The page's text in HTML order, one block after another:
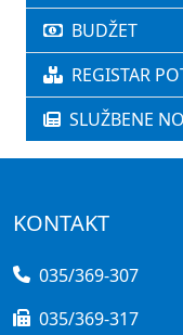
BUDŽET
REGISTAR
SLUŽBENE
KONTAKT
035/369-307
035/369-317